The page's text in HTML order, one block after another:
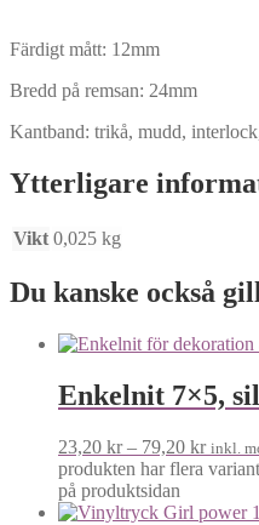
Färdigt mått: 12mm
Bredd på remsan: 24mm
Kantband: trikå, mudd,
Ytterligare
Vikt 0,025 kg
Du kanske också
Enkelnit 7×5,
23,20 kr– 79,20 kr inkl.
produkten har flera
på produktsidan